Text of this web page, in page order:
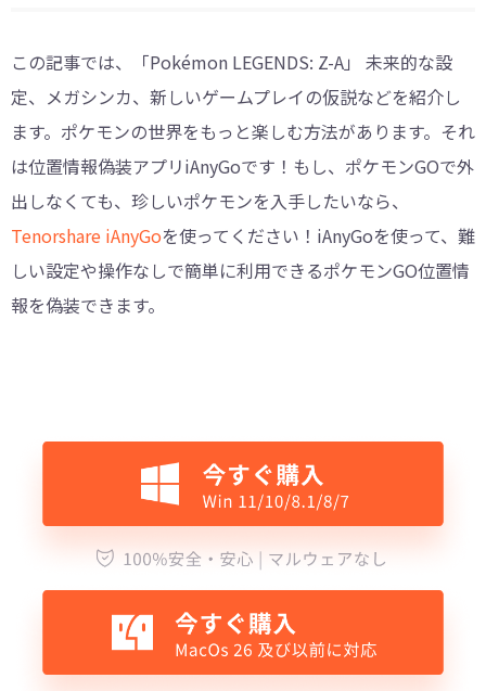
この記事では、「Pokémon LEGENDS: Z-A」 未来的な設
定、メガシンカ、新しいゲームプレイの仮説などを紹介し
ます。ポケモンの世界をもっと楽しむ方法があります。それ
は位置情報偽装アプリiAnyGoです！もし、ポケモンGOで外
出しなくても、珍しいポケモンを入手したいなら、
Tenorshare iAnyGoを使ってください！iAnyGoを使って、難
しい設定や操作なしで簡単に利用できるポケモンGO位置情
報を偽装できます。